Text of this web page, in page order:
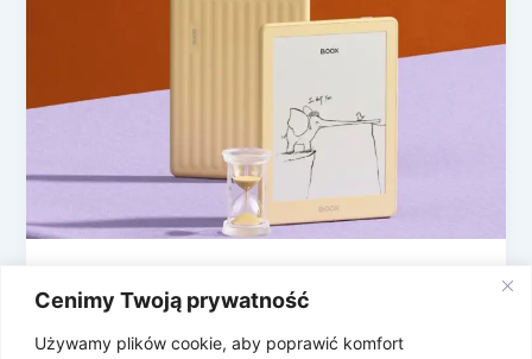
Cenimy Twoją prywatność
Używamy plików cookie, aby poprawić komfort
scenę wskakuje BOOX
Amazon trochę popsuł atmosferę wokół Kindla.